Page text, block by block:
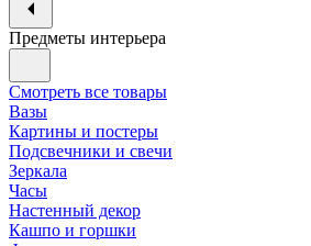
Предметы интерьера
Смотреть все товары
Вазы
Картины и постеры
Подсвечники и свечи
Зеркала
Часы
Настенный декор
Кашпо и горшки